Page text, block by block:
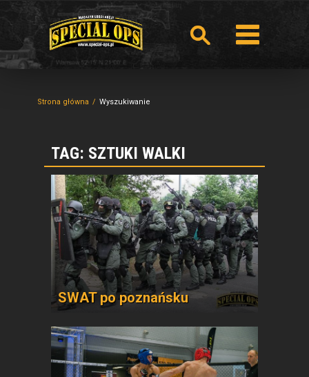
Strona główna Wyszukiwanie
TAG: SZTUKI WALKI
SWAT po poznańsku